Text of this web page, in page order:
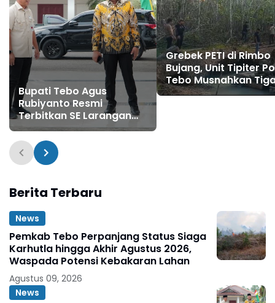
Bupati Tebo Agus
Rubiyanto Resmi
Terbitkan SE Larangan
PETI: Ancam Sanksi Tegas
Kades hingga BPD yang
Terlibat
Grebek PETI di Rimbo
Bujang, Unit Tipiter
Tebo Musnahkan
Rakit Dompeng
Berita Terbaru
News
Pemkab Tebo Perpanjang Status Siaga
Karhutla hingga Akhir Agustus 2026,
Waspada Potensi Kebakaran Lahan
Agustus 09, 2026
News